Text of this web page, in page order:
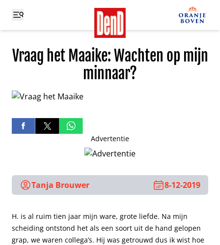
Vraag het Maaike: Wachten op mijn
minnaar?
Advertentie
Tanja Brouwer 8-12-2019
H. is al ruim tien jaar mijn ware, grote liefde. Na mijn
scheiding ontstond het als een soort uit de hand gelopen
grap, we waren collega’s. Hij was getrouwd dus ik wist hoe